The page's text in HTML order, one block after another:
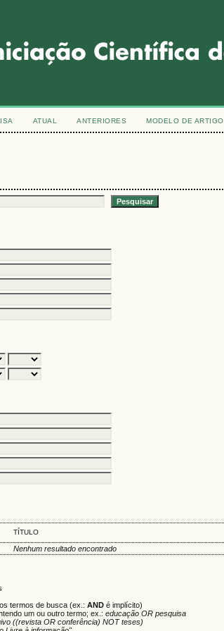
ATUAL ANTERIORES MODELO DE ARTIGO
TÍTULO
Nenhum resultado encontrado
os termos de busca (ex.:AND é implícito)
um ou outro termo; ex.:educação OR pesquisa
((revista OR conferência) NOT teses)